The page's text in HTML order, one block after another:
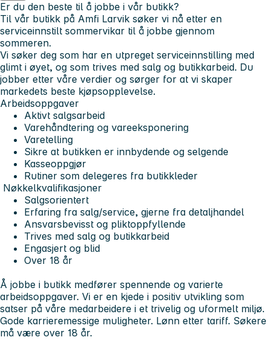
Er du den beste til å jobbe i vår butikk?
Til vår butikk på Amfi Larvik søker vi nå etter en
serviceinnstilt sommervikar til å jobbe gjennom
sommeren.
Vi søker deg som har en utpreget serviceinnstilling med
glimt i øyet, og som trives med salg og butikkarbeid. Du
jobber etter våre verdier og sørger for at vi skaper
markedets beste kjøpsopplevelse.
Arbeidsoppgaver
Aktivt salgsarbeid
Varehåndtering og vareeksponering
Varetelling
Sikre at butikken er innbydende og selgende
Kasseoppgjør
Rutiner som delegeres fra butikkleder
Nøkkelkvalifikasjoner
Salgsorientert
Erfaring fra salg/service, gjerne fra detaljhandel
Ansvarsbevisst og pliktoppfyllende
Trives med salg og butikkarbeid
Engasjert og blid
Over 18 år
Å jobbe i butikk medfører spennende og varierte
arbeidsoppgaver. Vi er en kjede i positiv utvikling som
satser på våre medarbeidere i et trivelig og uformelt miljø.
Gode karrieremessige muligheter. Lønn etter tariff. Søkere
må være over 18 år.